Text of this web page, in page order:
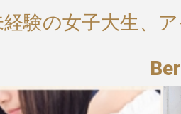
経験の女子大生、